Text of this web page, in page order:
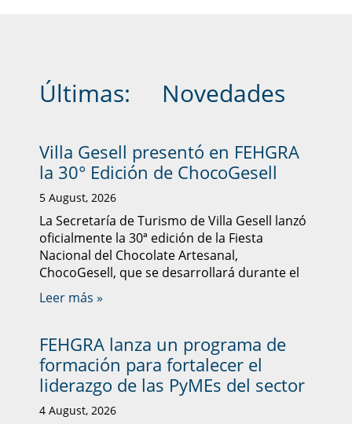
Últimas: Novedades
Villa Gesell presentó en FEHGRA
la 30° Edición de ChocoGesell
5 August, 2026
La Secretaría de Turismo de Villa Gesell lanzó
oficialmente la 30ª edición de la Fiesta
Nacional del Chocolate Artesanal,
ChocoGesell, que se desarrollará durante el
Leer más »
FEHGRA lanza un programa de
formación para fortalecer el
liderazgo de las PyMEs del sector
4 August, 2026